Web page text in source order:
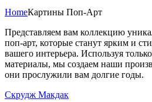
HomeКартины Поп-Арт
Представляем вам коллекцию
поп-арт, которые станут ярким и
вашего интерьера. Используя
материалы, мы создаем наши
они прослужили вам долгие годы.
Скрудж Макдак